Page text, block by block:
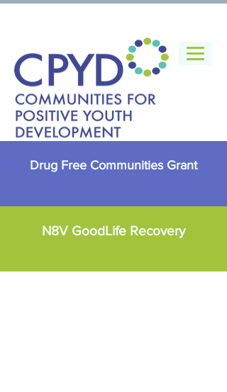
Drug Free Communities Grant
N8V GoodLife Recovery